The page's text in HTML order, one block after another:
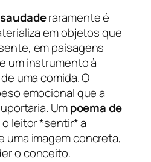
saudaderaramente é
em objetos que
em paisagens
um instrumento à
uma comida. O
emocional que a
Umpoema de
leitor *sentir* a
uma imagem concreta,
o conceito.